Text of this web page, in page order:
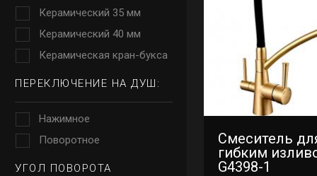
Керамический 35 мм
Керамический 40 мм
Керамическая кран-букса
ПЕРЕКЛЮЧЕНИЕ НА ДУШ:
Нажимное
Поворотное
УГОЛ ПОВОРОТА
Смеситель
гибким
G4398-1